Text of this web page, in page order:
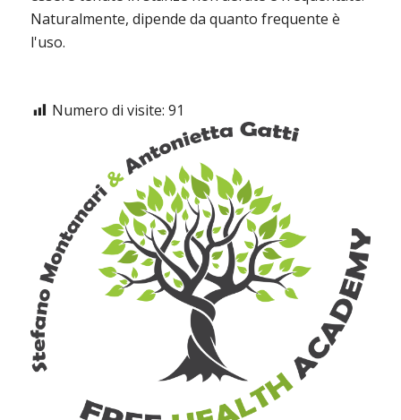
Naturalmente, dipende da quanto frequente è
l'uso.
Numero di visite: 91